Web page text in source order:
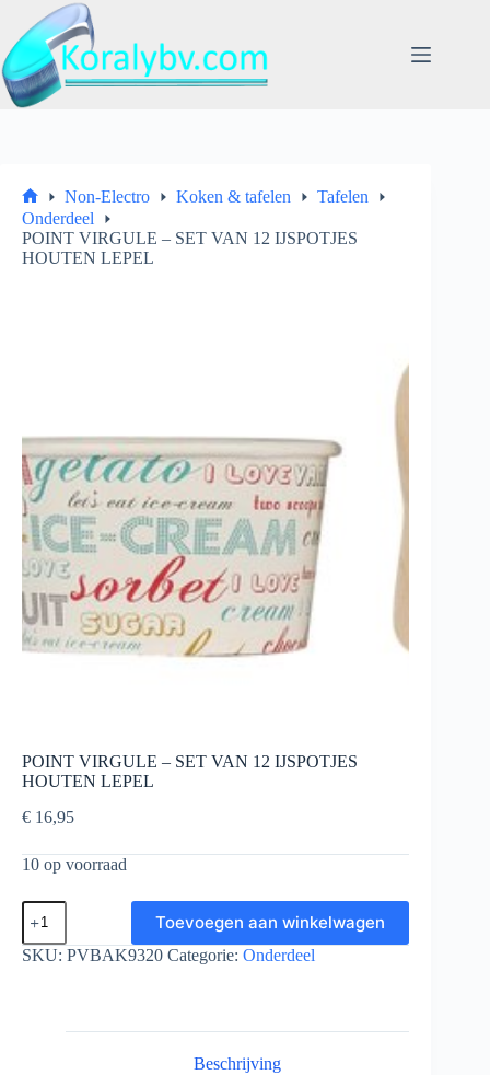
naar
de
inhoud
Home
Non-Electro Koken & tafelen
Tafelen
Onderdeel
POINT VIRGULE – SET VAN 12 IJSPOTJES
HOUTEN LEPEL
POINT VIRGULE – SET VAN 12 IJSPOTJES
HOUTEN LEPEL
€ 16,95
10 op voorraad
POINT
VIRGULE
-
SET
Toevoegen aan winkelwagen
SKU: PVBAK9320 Categorie: Onderdeel
Beschrijving